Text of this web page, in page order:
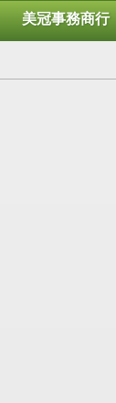
美冠事務商行